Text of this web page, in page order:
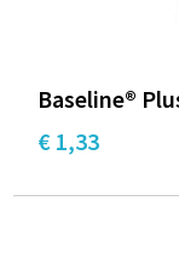
Baseline®
€ 1,33